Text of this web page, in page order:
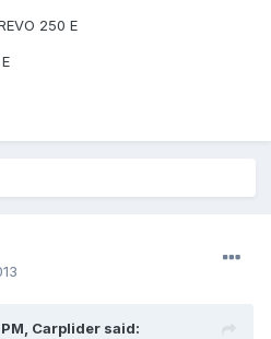
250 E
Carplider said: